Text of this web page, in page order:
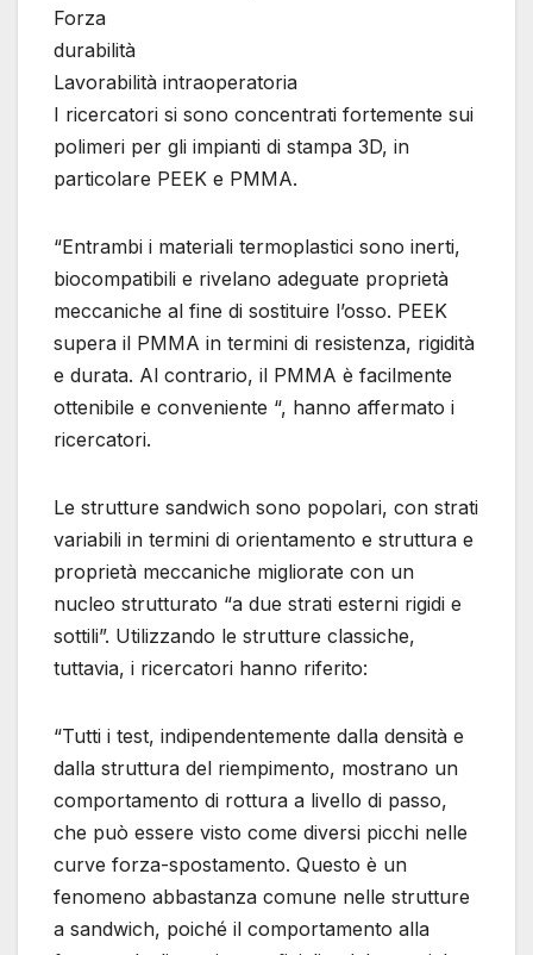
Forza
durabilità
Lavorabilità intraoperatoria
I ricercatori si sono concentrati fortemente sui
polimeri per gli impianti di stampa 3D, in
particolare PEEK e PMMA.
“Entrambi i materiali termoplastici sono inerti,
biocompatibili e rivelano adeguate proprietà
meccaniche al fine di sostituire l’osso. PEEK
supera il PMMA in termini di resistenza, rigidità
e durata. Al contrario, il PMMA è facilmente
ottenibile e conveniente “, hanno affermato i
ricercatori.
Le strutture sandwich sono popolari, con strati
variabili in termini di orientamento e struttura e
proprietà meccaniche migliorate con un
nucleo strutturato “a due strati esterni rigidi e
sottili”. Utilizzando le strutture classiche,
tuttavia, i ricercatori hanno riferito:
“Tutti i test, indipendentemente dalla densità e
dalla struttura del riempimento, mostrano un
comportamento di rottura a livello di passo,
che può essere visto come diversi picchi nelle
curve forza-spostamento. Questo è un
fenomeno abbastanza comune nelle strutture
a sandwich, poiché il comportamento alla